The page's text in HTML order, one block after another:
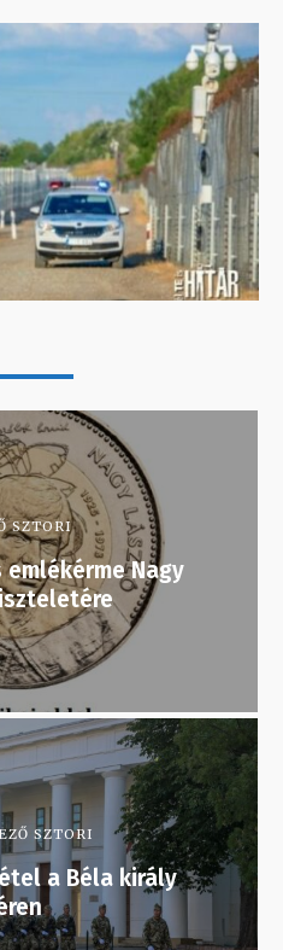
SZTORI
Nagy
SZTORI
a Béla király